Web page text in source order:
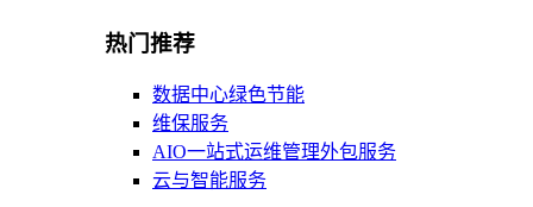
热门推荐
数据中心绿色节能
维保服务
AIO一站式运维管理外包服务
云与智能服务